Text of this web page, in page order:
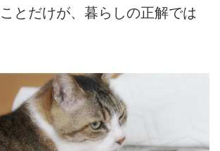
とだけが、暮らしの正解では